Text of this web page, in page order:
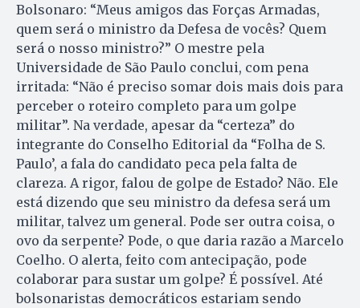
Bolsonaro: “Meus amigos das Forças Armadas,
quem será o ministro da Defesa de vocês? Quem
será o nosso ministro?” O mestre pela
Universidade de São Paulo conclui, com pena
irritada: “Não é preciso somar dois mais dois para
perceber o roteiro completo para um golpe
militar”. Na verdade, apesar da “certeza” do
integrante do Conselho Editorial da “Folha de S.
Paulo’, a fala do candidato peca pela falta de
clareza. A rigor, falou de golpe de Estado? Não. Ele
está dizendo que seu ministro da defesa será um
militar, talvez um general. Pode ser outra coisa, o
ovo da serpente? Pode, o que daria razão a Marcelo
Coelho. O alerta, feito com antecipação, pode
colaborar para sustar um golpe? É possível. Até
bolsonaristas democráticos estariam sendo